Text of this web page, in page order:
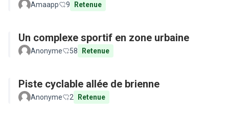
Amaapp 9 Retenue
Un complexe sportif en zone urbaine
Anonyme 58 Retenue
Piste cyclable allée de brienne
Anonyme 2 Retenue